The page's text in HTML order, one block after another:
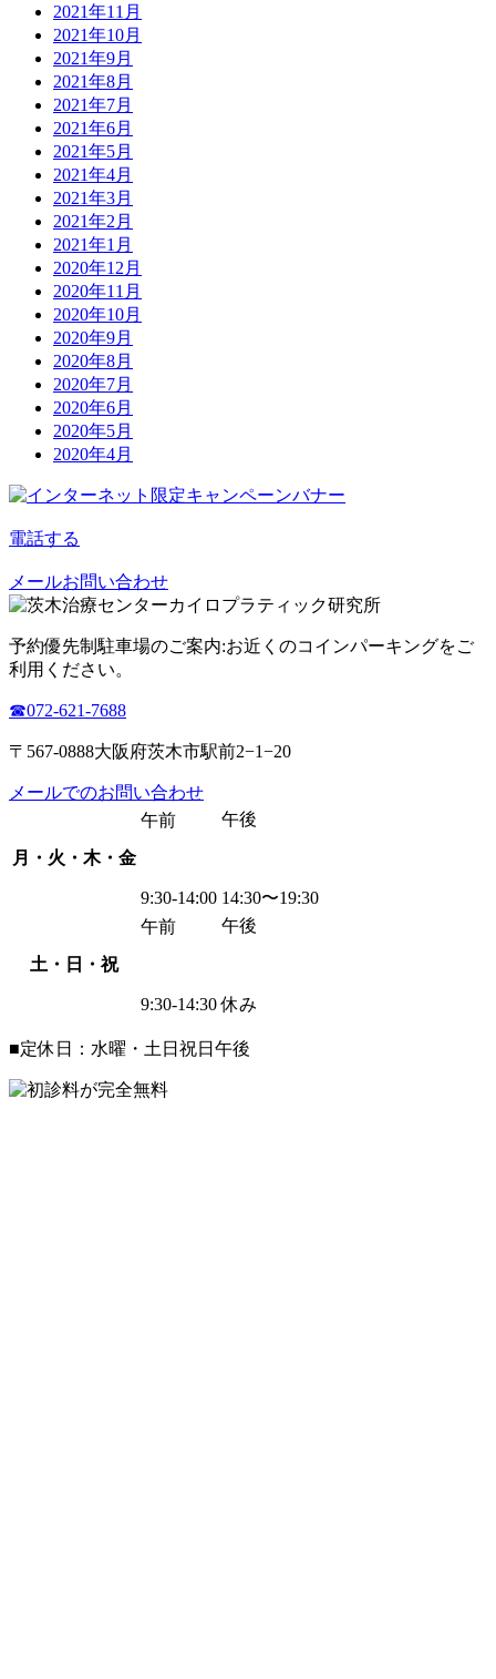
2021年11月
2021年10月
2021年9月
2021年8月
2021年7月
2021年6月
2021年5月
2021年4月
2021年3月
2021年2月
2021年1月
2020年12月
2020年11月
2020年10月
2020年9月
2020年8月
2020年7月
2020年6月
2020年5月
2020年4月
電話する
メールお問い合わせ
予約優先制 駐車場のご案内:お近くのコインパーキングをご
利用ください。
☎︎072-621-7688
〒567-0888大阪府茨木市駅前2−1−20
メールでのお問い合わせ
月・火・木・金
午前
9:30-14:00
午後
14:30〜19:30
土・日・祝
午前
9:30-14:30
午後
休み
■定休日：水曜・土日祝日午後